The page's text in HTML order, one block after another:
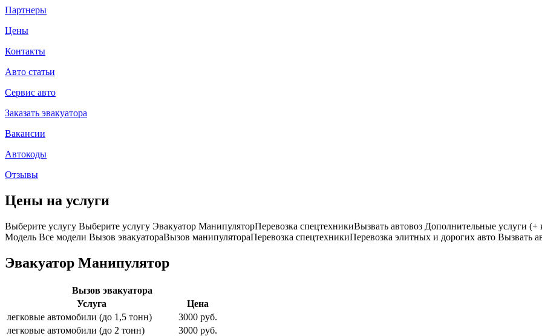
Партнеры
Цены
Контакты
Авто статьи
Сервис авто
Заказать эвакуатора
Вакансии
Автокоды
Отзывы
Цены на услуги
Выберите услугу Выберите услугу Эвакуатор МанипуляторПеревозка спецтехникиВызвать автовоз Дополнительные услуги (+
Модель Все модели Вызов эвакуатораВызов манипулятораПеревозка спецтехникиПеревозка элитных и дорогих авто Вызвать
Эвакуатор Манипулятор
Вызов эвакуатора
Услуга
Цена
легковые автомобили (до 1,5 тонн)
3000 руб.
легковые автомобили (до 2 тонн)
3000 руб.